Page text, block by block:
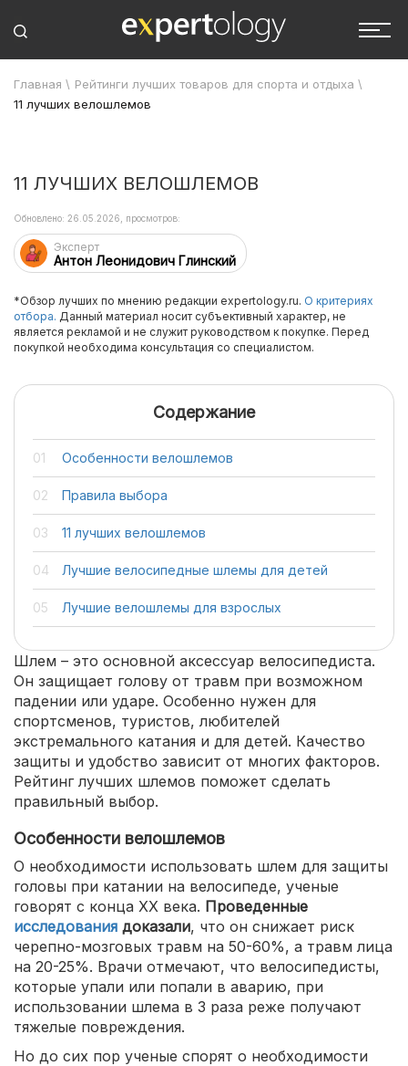
Главная \ Рейтинги лучших товаров для спорта и отдыха \
11 лучших велошлемов
11 ЛУЧШИХ ВЕЛОШЛЕМОВ
Эксперт
Антон Леонидович Глинский
Обновлено: 26.05.2026, просмотров:
*Обзор лучших по мнению редакции expertology.ru. О критериях
отбора. Данный материал носит субъективный характер, не
является рекламой и не служит руководством к покупке. Перед
покупкой необходима консультация со специалистом.
Содержание
Особенности велошлемов
Правила выбора
11 лучших велошлемов
Лучшие велосипедные шлемы для детей
Лучшие велошлемы для взрослых
Шлем – это основной аксессуар велосипедиста.
Он защищает голову от травм при возможном
падении или ударе. Особенно нужен для
спортсменов, туристов, любителей
экстремального катания и для детей. Качество
защиты и удобство зависит от многих факторов.
Рейтинг лучших шлемов поможет сделать
правильный выбор.
Особенности велошлемов
О необходимости использовать шлем для защиты
головы при катании на велосипеде, ученые
говорят с конца XX века. Проведенные
исследования доказали, что он снижает риск
черепно-мозговых травм на 50-60%, а травм лица
на 20-25%. Врачи отмечают, что велосипедисты,
которые упали или попали в аварию, при
использовании шлема в 3 раза реже получают
тяжелые повреждения.
Но до сих пор ученые спорят о необходимости